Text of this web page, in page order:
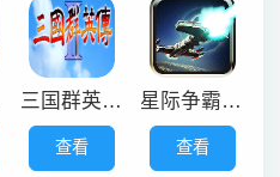
三国群英传2老版本
查看
星际争霸重制版
查看